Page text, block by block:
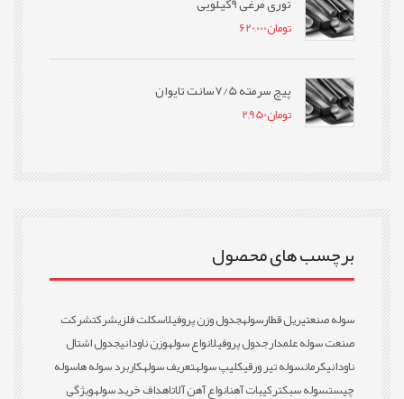
تومان620,000
پیچ سرمته 7/5سانت تایوان
تومان2,950
برچسب های محصول
سوله صنعتیریل قطارسولهجدول وزن پروفیلاسکلت فلزیشرکتشرکت
صنعت سوله علمدارجدول پروفیلانواع سولهوزن ناودانیجدول اشتال
ناودانیکرمانسوله تیر ورقیکلیپ سولهتعریف سولهکاربرد سوله هاسوله
چیستسوله سبکترکیبات آهنانواع آهن آلاتاهداف خرید سولهویژگی